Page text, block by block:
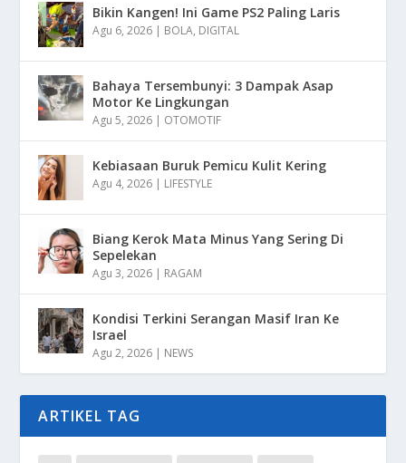
Bikin Kangen! Ini Game PS2 Paling Laris
Agu 6, 2026 | BOLA, DIGITAL
Bahaya Tersembunyi: 3 Dampak Asap
Motor Ke Lingkungan
Agu 5, 2026 | OTOMOTIF
Kebiasaan Buruk Pemicu Kulit Kering
Agu 4, 2026 | LIFESTYLE
Biang Kerok Mata Minus Yang Sering Di
Sepelekan
Agu 3, 2026 | RAGAM
Kondisi Terkini Serangan Masif Iran Ke
Israel
Agu 2, 2026 | NEWS
ARTIKEL TAG